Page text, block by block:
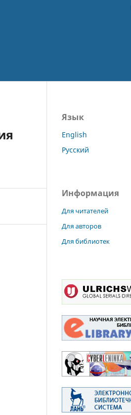
Язык
English
Русский
Информация
Для читателей
Для авторов
Для библиотек